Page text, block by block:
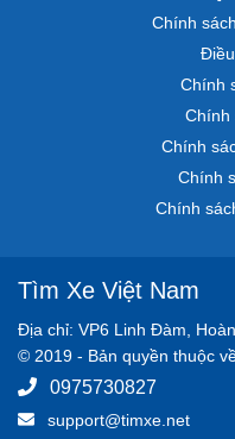
Chính
Chính
Chính
Chính
Chính
Chính
Tìm Xe Việt Nam
Địa chỉ: VP6 Linh Đàm,
© 2019 - Bản quyền thuộc
0975730827
support@timxe.net